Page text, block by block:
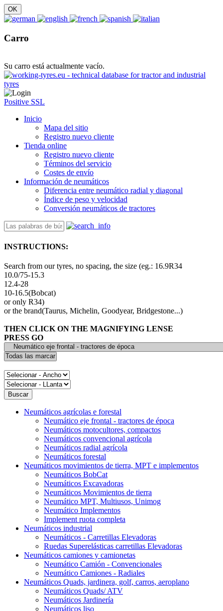
Carro
Su carro está actualmente vacío.
Positive SSL
Inicio
Mapa del sitio
Registro nuevo cliente
Tienda online
Registro nuevo cliente
Términos del servicio
Costes de envío
Información de neumáticos
Diferencia entre neumático radial y diagonal
Índice de peso y velocidad
Conversión neumáticos de tractores
INSTRUCTIONS:
Search from our tyres, no spacing, the size (eg.: 16.9R34
10.0/75-15.3
12.4-28
10-16.5(Bobcat)
or only R34)
or the brand(Taurus, Michelin, Goodyear, Bridgestone...)
THEN CLICK ON THE MAGNIFYING LENSE
PRESS GO
Neumáticos agrícolas e forestal
Neumático eje frontal - tractores de época
Neumáticos motocultores, compactos
Neumáticos convencional agrícola
Neumáticos radial agrícola
Neumáticos forestal
Neumáticos movimientos de tierra, MPT e implementos
Neumáticos BobCat
Neumáticos Excavadoras
Neumáticos Movimientos de tierra
Neumático MPT, Multiusos, Unimog
Neumático Implementos
Implement ruota completa
Neumáticos industrial
Neumáticos - Carretillas Elevadoras
Ruedas Superelásticas carretillas Elevadoras
Neumáticos camiones y camionetas
Neumático Camión - Convencionales
Neumático Camiones - Radiales
Neumáticos Quads, jardinera, golf, carros, aeroplano
Neumáticos Quads/ ATV
Neumáticos Jardinería
Neumáticos liso